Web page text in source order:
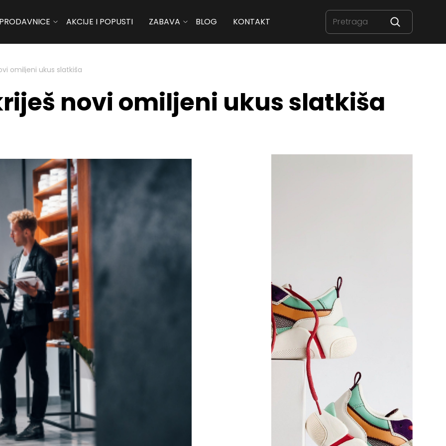
AKCIJE I POPUSTI ZABAVA BLOG KONTAKT
omiljeni ukus slatkiša
novi omiljeni ukus slatkiša